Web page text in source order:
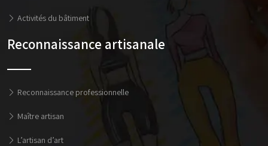
Activités du bâtiment
Reconnaissance artisanale
Reconnaissance professionnelle
Maître artisan
L’artisan d’art